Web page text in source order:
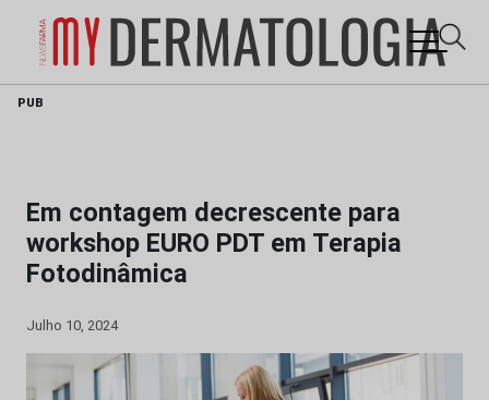
Skip
PUB
Em contagem decrescente para
workshop EURO PDT em Terapia
Fotodinâmica
Julho 10, 2024